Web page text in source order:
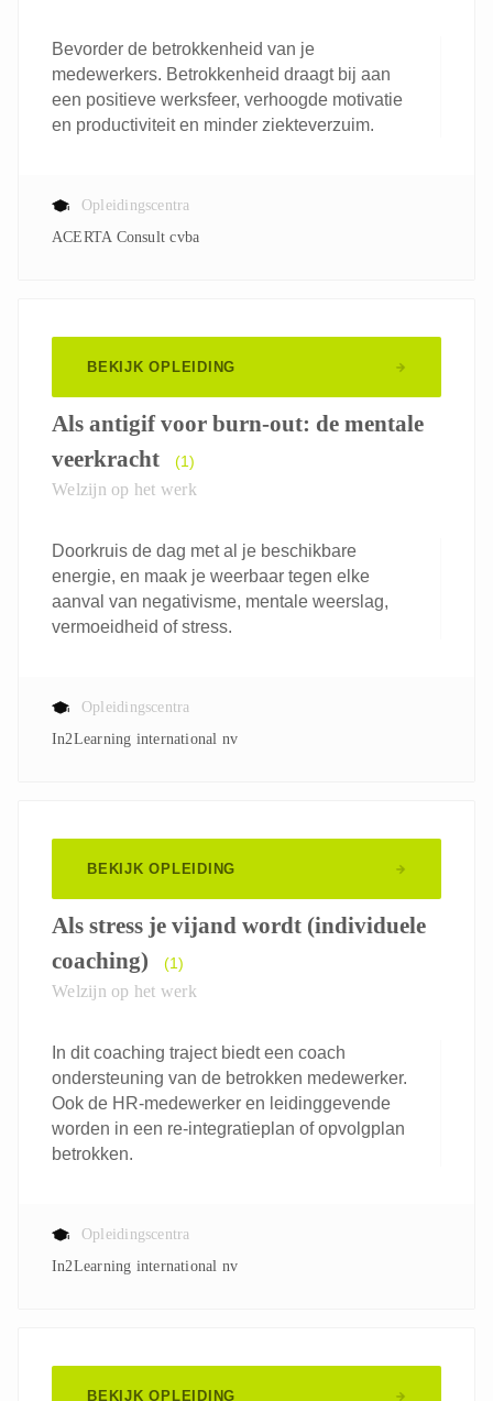
Bevorder de betrokkenheid van je
medewerkers. Betrokkenheid draagt bij aan
een positieve werksfeer, verhoogde motivatie
en productiviteit en minder ziekteverzuim.
Opleidingscentra
ACERTA Consult cvba
BEKIJK OPLEIDING
Als antigif voor burn-out: de mentale
veerkracht
(1)
Welzijn op het werk
Doorkruis de dag met al je beschikbare
energie, en maak je weerbaar tegen elke
aanval van negativisme, mentale weerslag,
vermoeidheid of stress.
Opleidingscentra
In2Learning international nv
BEKIJK OPLEIDING
Als stress je vijand wordt (individuele
coaching)
(1)
Welzijn op het werk
In dit coaching traject biedt een coach
ondersteuning van de betrokken medewerker.
Ook de HR-medewerker en leidinggevende
worden in een re-integratieplan of opvolgplan
betrokken.
Opleidingscentra
In2Learning international nv
BEKIJK OPLEIDING